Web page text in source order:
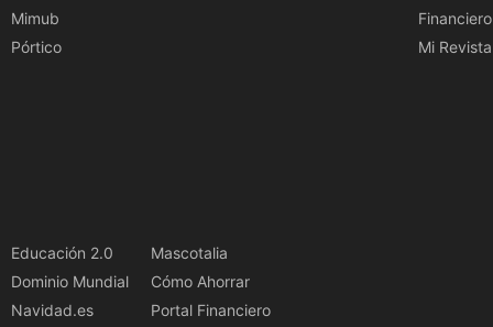
Mimub
Pórtico
Financiero
Mi Revista
Educación 2.0
Dominio Mundial
Navidad.es
Mascotalia
Cómo Ahorrar
Portal Financiero